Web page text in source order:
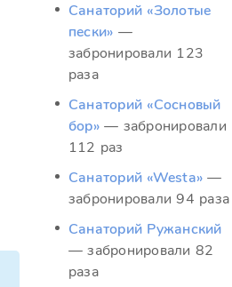
Санаторий «Золотые
пески» —
забронировали 123
раза
Санаторий «Сосновый
бор» — забронировали
112 раз
Санаторий «Westa» —
забронировали 94 раза
Санаторий Ружанский
— забронировали 82
раза